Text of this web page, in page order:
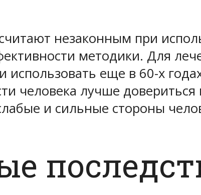
незаконным при
методики. Для
использовать еще в 60-х
человека лучше
и сильные стороны